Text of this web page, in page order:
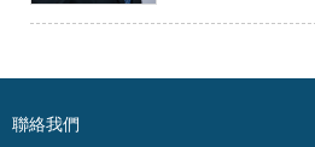
聯絡我們